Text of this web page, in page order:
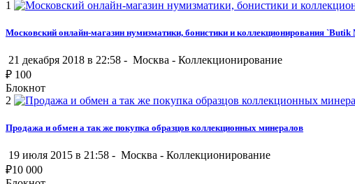
1
Московский онлайн-магазин нумизматики, бонистики и коллекционирования `Butik
21 декабря 2018 в 22:58 - Москва - Коллекционирование
₽ 100
Блокнот
2
Продажа и обмен а так же покупка образцов коллекционных минералов
19 июля 2015 в 21:58 - Москва - Коллекционирование
₽10 000